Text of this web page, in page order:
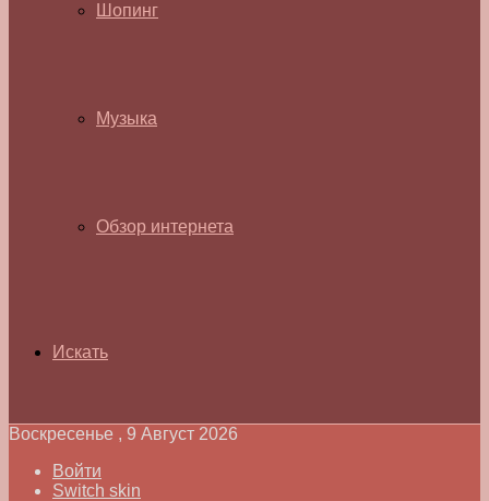
Шопинг
Музыка
Обзор интернета
Искать
Воскресенье , 9 Август 2026
Войти
Switch skin